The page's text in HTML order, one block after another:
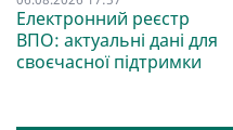
Електронний реєстр
ВПО: актуальні дані для
своєчасної підтримки